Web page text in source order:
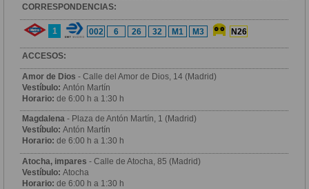
CORRESPONDENCIAS:
1 002 6 26 32 M1 M3 N26
ACCESOS:
Amor de Dios - Calle del Amor de Dios, 14 (Madrid)
Vestíbulo: Antón Martín
Horario: de 6:00 h a 1:30 h
Magdalena - Plaza de Antón Martín, 1 (Madrid)
Vestíbulo: Antón Martín
Horario: de 6:00 h a 1:30 h
Atocha, impares - Calle de Atocha, 85 (Madrid)
Vestíbulo: Atocha
Horario: de 6:00 h a 1:30 h